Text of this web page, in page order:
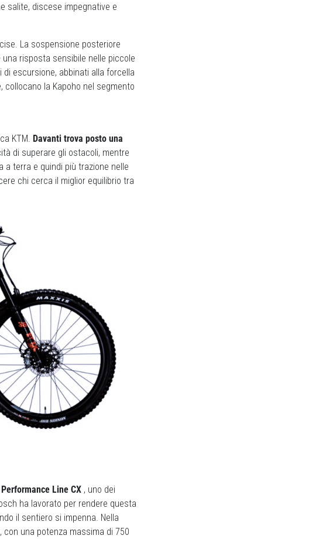
salite, discese impegnative e
La sospensione posteriore
risposta sensibile nelle piccole
escursione, abbinati alla forcella
collocano la Kapoho nel segmento
KTM. Davanti trova posto una
di superare gli ostacoli, mentre
a terra e quindi più trazione nelle
chi cerca il miglior equilibrio tra
Line CX , uno dei
ha lavorato per rendere questa
il sentiero si impenna. Nella
, con una potenza massima di 750